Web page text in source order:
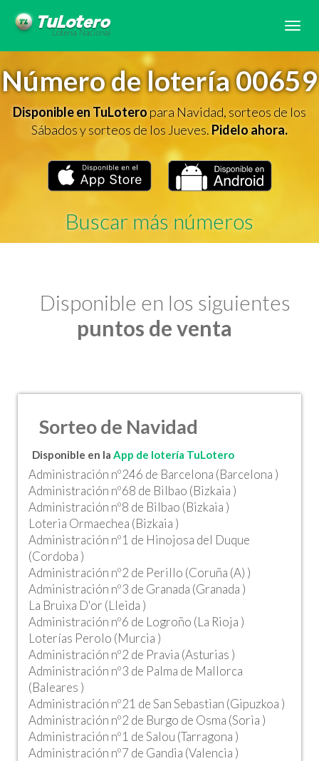
Número de lotería 00659
Disponible en TuLoteropara Navidad, sorteos de los
Sábados y sorteos de los Jueves.Pidelo ahora.
Buscar más números
Disponible en los siguientes
puntos de venta
Sorteo de Navidad
Disponible en la App de lotería TuLotero
Administración nº246 de Barcelona (Barcelona )
Administración nº68 de Bilbao (Bizkaia )
Administración nº8 de Bilbao (Bizkaia )
Loteria Ormaechea (Bizkaia )
Administración nº1 de Hinojosa del Duque
(Cordoba )
Administración nº2 de Perillo (Coruña (A) )
Administración nº3 de Granada (Granada )
La Bruixa D'or (Lleida )
Administración nº6 de Logroño (La Rioja )
Loterías Perolo (Murcia )
Administración nº2 de Pravia (Asturias )
Administración nº3 de Palma de Mallorca
(Baleares )
Administración nº21 de San Sebastian (Gipuzkoa )
Administración nº2 de Burgo de Osma (Soria )
Administración nº1 de Salou (Tarragona )
Administración nº7 de Gandia (Valencia )